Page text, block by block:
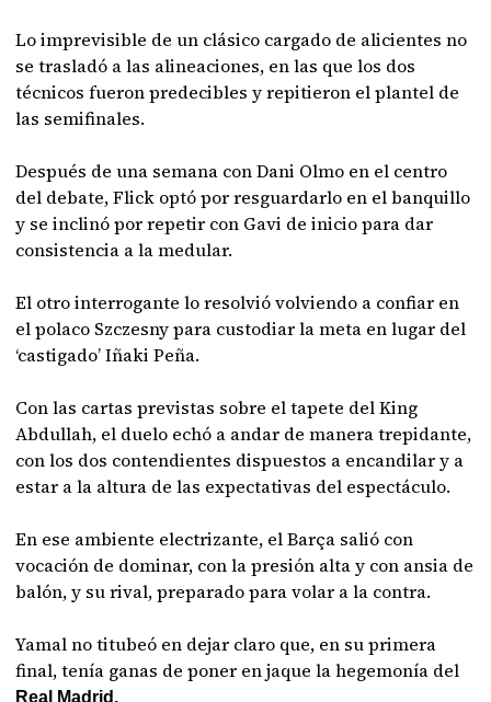
Lo imprevisible de un clásico cargado de alicientes no
se trasladó a las alineaciones, en las que los dos
técnicos fueron predecibles y repitieron el plantel de
las semifinales.
Después de una semana con Dani Olmo en el centro
del debate, Flick optó por resguardarlo en el banquillo
y se inclinó por repetir con Gavi de inicio para dar
consistencia a la medular.
El otro interrogante lo resolvió volviendo a confiar en
el polaco Szczesny para custodiar la meta en lugar del
‘castigado’ Iñaki Peña.
Con las cartas previstas sobre el tapete del King
Abdullah, el duelo echó a andar de manera trepidante,
con los dos contendientes dispuestos a encandilar y a
estar a la altura de las expectativas del espectáculo.
En ese ambiente electrizante, el Barça salió con
vocación de dominar, con la presión alta y con ansia de
balón, y su rival, preparado para volar a la contra.
Yamal no titubeó en dejar claro que, en su primera
final, tenía ganas de poner en jaque la hegemonía del
Real Madrid.